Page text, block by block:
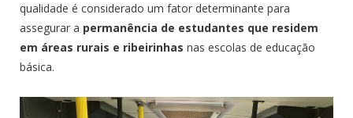
qualidade é considerado um fator determinante para
assegurar a permanência de estudantes que residem
em áreas rurais e ribeirinhas nas escolas de educação
básica.